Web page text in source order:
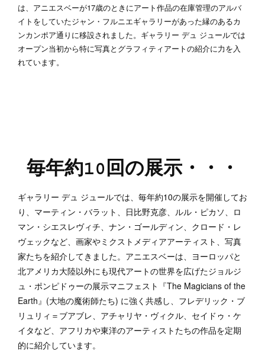
は、アニエスベーが17歳のときにアート作品の在庫管理のアルバ
イトをしていたジャン・フルニエギャラリーがあった縁のあるカ
ンカンポア通りに移設されました。ギャラリー デュ ジュールでは
オープン当初から特に写真とグラフィティアートの紹介に力を入
れています。
毎年約10回の展示・・・
ギャラリー デュ ジュールでは、毎年約10の展示を開催してお
り、マーティン・バラット、日比野克彦、ルル・ピカソ、ロ
マン・シエスレヴィチ、ナン・ゴールディン、クロード・レ
ヴェックなど、画家やミクストメディアアーティスト、写真
家たちを紹介してきました。アニエスベーは、ヨーロッパと
北アメリカ大陸以外にも現代アートの世界を広げたジョルジ
ュ・ポンピドゥーの展示マニフェスト『The Magicians of the
Earth』(大地の魔術師たち) に強く共感し、フレデリック・ブ
リュリィ＝ブアブレ、アチャリヤ・ヴィクル、セイドゥ・ケ
イタなど、アフリカや東洋のアーティストたちの作品を定期
的に紹介しています。